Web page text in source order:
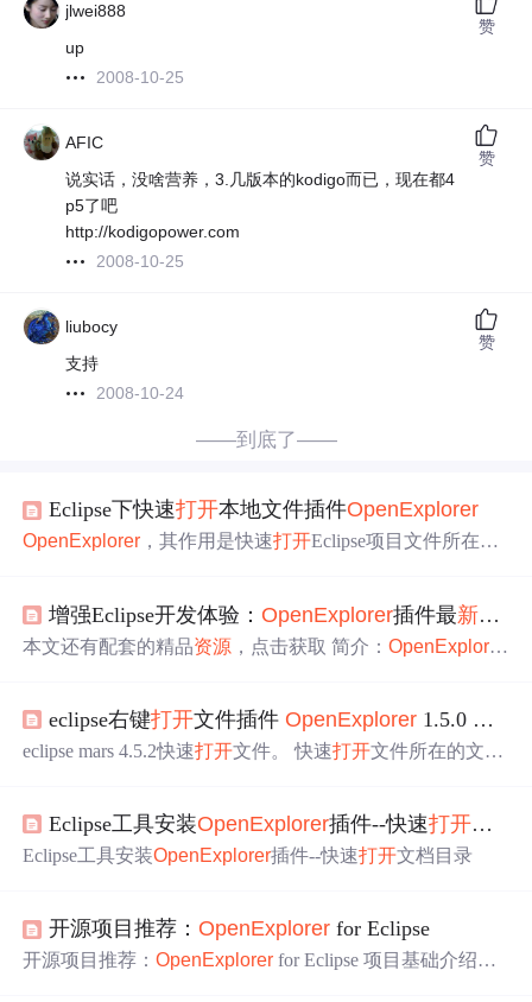
jlwei888
up
2008-10-25
赞
AFIC
说实话，没啥营养，3.几版本的kodigo而已，现在都4
p5了吧
http://kodigopower.com
2008-10-25
赞
liubocy
支持
2008-10-24
赞
——到底了——
Eclipse下快速打开本地文件插件OpenExplorer
OpenExplorer ，其作用是快速打开Eclipse项目文件所在路
clipse的dropins文件夹中。 完整文件名为：【OpenExplore
r
_1.5.0.v201108051513.jar】 右键文件直接点击OpenExplor
增强Eclipse开发体验： OpenExplorer插件最新版教
本文还有配套的精品资源 ，点击获取 简介：OpenExplorer
性能优化，提供更为高效和便捷的开发环境。用户可从指
定源下载并安装OpenExplorer
插件，将JAR文件放置至Ecli
eclipse右键打开文件插件 OpenExplorer 1.5.0 下载
eclipse mars 4.5.2快速打开文件。 快速打开文件所在的文件
式：直接包jar包放在dropins下即可。 本人使用的eclipse版
本，亲测好使[code="java"] Eclipse Java EE IDE for W...
Eclipse工具安装OpenExplorer插件--快速打开文档
Eclipse工具安装OpenExplorer插件--快速打开文档目录
开源项目推荐： OpenExplorer for Eclipse
开源项目推荐：OpenExplorer for Eclipse 项目基础介绍及